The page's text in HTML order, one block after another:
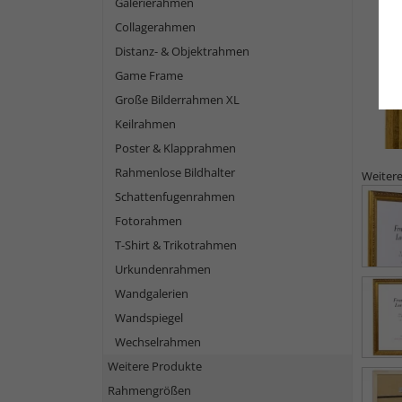
Collagerahmen
Distanz- & Objektrahmen
Game Frame
Große Bilderrahmen XL
Keilrahmen
Poster & Klapprahmen
Rahmenlose Bildhalter
Schattenfugenrahmen
Fotorahmen
T-Shirt & Trikotrahmen
Urkundenrahmen
Wandgalerien
Wandspiegel
Wechselrahmen
Weitere Produkte
Rahmengrößen